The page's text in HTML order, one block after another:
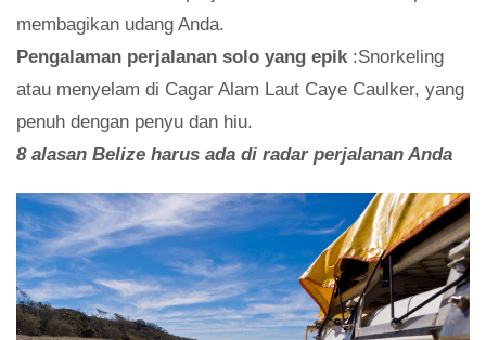
membagikan udang Anda.
Pengalaman perjalanan solo yang epik :Snorkeling
atau menyelam di Cagar Alam Laut Caye Caulker, yang
penuh dengan penyu dan hiu.
8 alasan Belize harus ada di radar perjalanan Anda